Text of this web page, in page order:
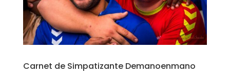
Carnet de Simpatizante Demanoenmano